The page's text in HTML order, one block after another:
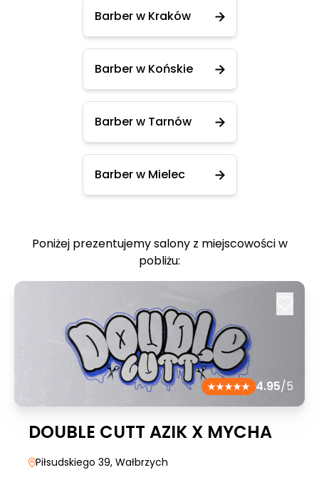
Barber w Kraków
Barber w Końskie
Barber w Tarnów
Barber w Mielec
Poniżej prezentujemy salony z miejscowości w
pobliżu:
4.95/5
DOUBLE CUTT AZIK X MYCHA
Piłsudskiego 39, Wałbrzych